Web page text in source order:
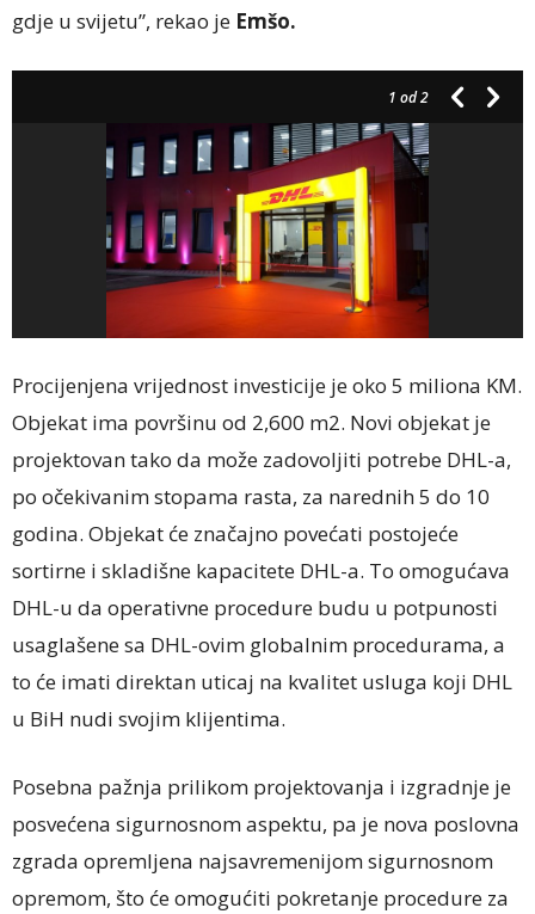
gdje u svijetu”, rekao je Emšo.
1 od 2
Procijenjena vrijednost investicije je oko 5 miliona KM.
Objekat ima površinu od 2,600 m2. Novi objekat je
projektovan tako da može zadovoljiti potrebe DHL-a,
po očekivanim stopama rasta, za narednih 5 do 10
godina. Objekat će značajno povećati postojeće
sortirne i skladišne kapacitete DHL-a. To omogućava
DHL-u da operativne procedure budu u potpunosti
usaglašene sa DHL-ovim globalnim procedurama, a
to će imati direktan uticaj na kvalitet usluga koji DHL
u BiH nudi svojim klijentima.
Posebna pažnja prilikom projektovanja i izgradnje je
posvećena sigurnosnom aspektu, pa je nova poslovna
zgrada opremljena najsavremenijom sigurnosnom
opremom, što će omogućiti pokretanje procedure za